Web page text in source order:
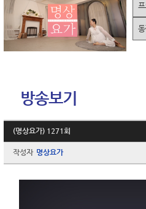
방송보기
(명상요가) 1271회
작성자 명상요가